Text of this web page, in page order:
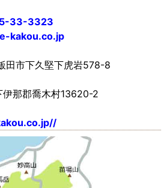
33-3323
kakou.co.jp
市下久堅下虎岩578-8
那郡喬木村13620-2